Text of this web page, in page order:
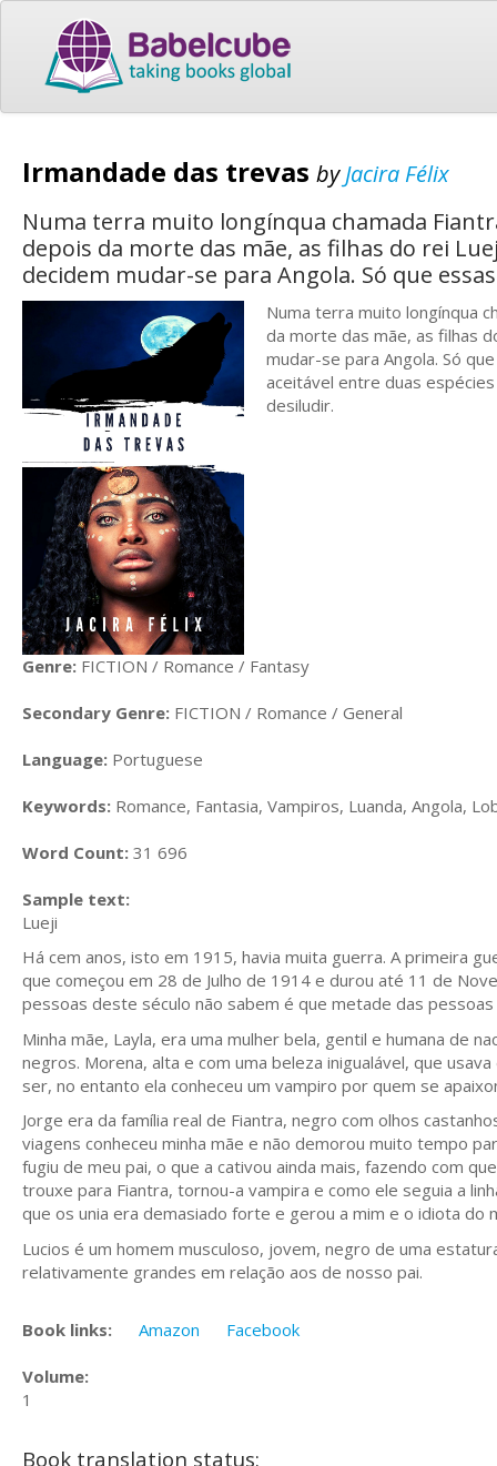
Irmandade das trevas byJacira Félix
Numa terra muito longínqua chamada
depois da morte das mãe, as filhas do rei
decidem mudar-se para Angola. Só que
Numa terra muito longínqua
da morte das mãe, as filhas
mudar-se para Angola. Só
aceitável entre duas
desiludir.
Genre: FICTION / Romance / Fantasy
Secondary Genre: FICTION / Romance / General
Language: Portuguese
Keywords: Romance, Fantasia, Vampiros, Luanda, Angola,
Word Count: 31 696
Sample text:
Lueji
Há cem anos, isto em 1915, havia muita guerra. A primeira
que começou em 28 de Julho de 1914 e durou até 11 de
pessoas deste século não sabem é que metade das
Minha mãe, Layla, era uma mulher bela, gentil e humana de
negros. Morena, alta e com uma beleza inigualável, que
ser, no entanto ela conheceu um vampiro por quem se
Jorge era da família real de Fiantra, negro com olhos
viagens conheceu minha mãe e não demorou muito tempo
fugiu de meu pai, o que a cativou ainda mais, fazendo com
trouxe para Fiantra, tornou-a vampira e como ele seguia a
que os unia era demasiado forte e gerou a mim e o idiota do
Lucios é um homem musculoso, jovem, negro de uma
relativamente grandes em relação aos de nosso pai.
Book links: Amazon Facebook
Volume:
1
Book translation status: